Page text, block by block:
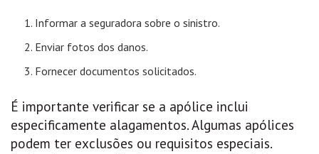
Informar a seguradora sobre o sinistro.
Enviar fotos dos danos.
Fornecer documentos solicitados.
É importante verificar se a apólice inclui
especificamente alagamentos. Algumas apólices
podem ter exclusões ou requisitos especiais.